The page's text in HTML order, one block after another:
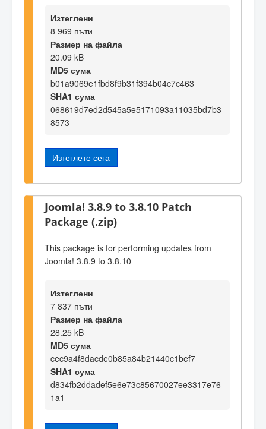
Изтеглени
8 969 пъти
Размер на файла
20.09 kB
MD5 сума
b01a9069e1fbd8f9b31f394b04c7c463
SHA1 сума
068619d7ed2d545a5e5171093a11035bd7b3
8573
Изтеглете сега
Joomla! 3.8.9 to 3.8.10 Patch
Package (.zip)
This package is for performing updates from
Joomla! 3.8.9 to 3.8.10
Изтеглени
7 837 пъти
Размер на файла
28.25 kB
MD5 сума
cec9a4f8dacde0b85a84b21440c1bef7
SHA1 сума
d834fb2ddadef5e6e73c85670027ee3317e76
1a1